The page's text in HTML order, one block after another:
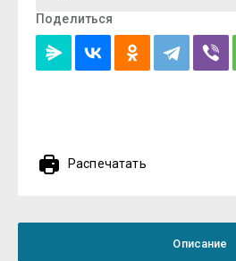
Поделиться
Распечатать
Описание